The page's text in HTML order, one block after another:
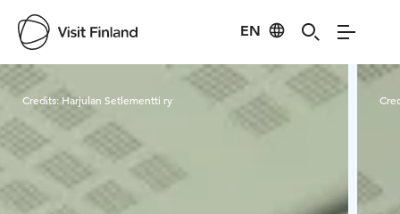
EN
Visit Finland
Credits: Harjulan Setlementti ry